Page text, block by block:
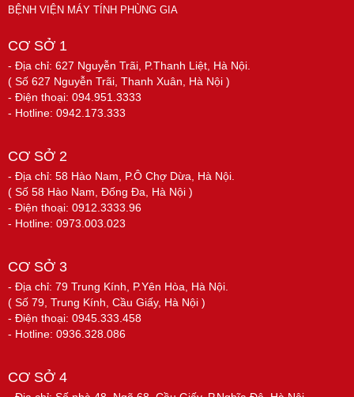
BỆNH VIỆN MÁY TÍNH PHÙNG GIA
CƠ SỞ 1
- Địa chỉ: 627 Nguyễn Trãi, P.Thanh Liệt, Hà Nội.
( Số 627 Nguyễn Trãi, Thanh Xuân, Hà Nội )
- Điện thoại: 094.951.3333
- Hotline: 0942.173.333
CƠ SỞ 2
- Địa chỉ: 58 Hào Nam, P.Ô Chợ Dừa, Hà Nội.
( Số 58 Hào Nam, Đống Đa, Hà Nội )
- Điện thoại: 0912.3333.96
- Hotline: 0973.003.023
CƠ SỞ 3
- Địa chỉ: 79 Trung Kính, P.Yên Hòa, Hà Nội.
( Số 79, Trung Kính, Cầu Giấy, Hà Nội )
- Điện thoại: 0945.333.458
- Hotline: 0936.328.086
CƠ SỞ 4